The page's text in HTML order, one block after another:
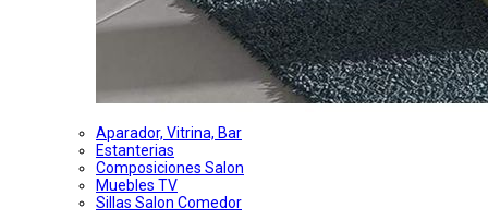
Aparador, Vitrina, Bar
Estanterias
Composiciones Salon
Muebles TV
Sillas Salon Comedor